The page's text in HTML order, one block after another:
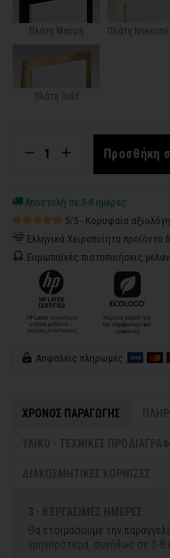
Πλάτη Μαύρη
Πλάτη Gold
Προσθήκη
Αποστολή σε 3-8 ημέρες
5/5 - Κορυφαία
Ελληνικά Χειροποίητα
Ευρωπαϊκές πιστοποιήσεις
Ασφαλείς πληρωμές
ΧΡΟΝΟΣ ΠΑΡΑΓΩΓΗΣ
3 - 8 ΕΡΓΑΣΙΜΕΣ ΗΜΕΡΕΣ
Θα ετοιμάσουμε την
γρηγορότερα, συνήθως σε 3-8